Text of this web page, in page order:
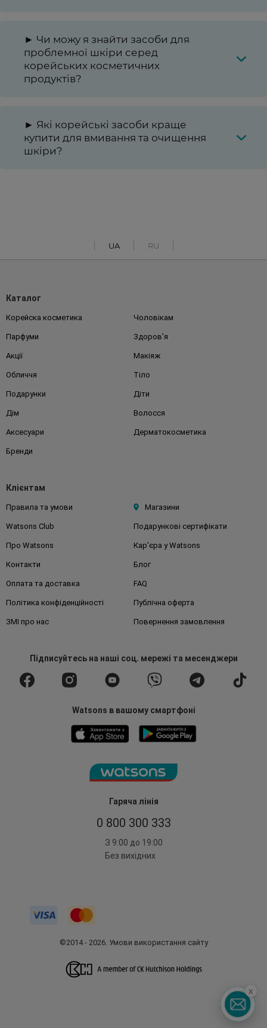
► Чи можу я знайти засоби для
проблемної шкіри серед
корейських косметичних
продуктів?
► Які корейські засоби краще
купити для вмивання та очищення
шкіри?
UA RU
Гаряча лінія
0 800 300 333
З 9:00 до 19:00
Без вихідних
Каталог
Корейска косметика Чоловікам
Парфуми Здоров'я
Акції Макіяж
Обличчя Тіло
Подарунки Діти
Дім Волосся
Аксесуари Дерматокосметика
Бренди
Клієнтам
Правила та умови Магазини
Watsons Club Подарункові сертифікати
Про Watsons Кар'єра у Watsons
Контакти Блог
Оплата та доставка FAQ
Політика конфіденційності Публічна оферта
ЗМІ про нас Повернення замовлення
Підписуйтесьна наші соц. мережі та месенджери
Watsons в вашому смартфоні
©2014 - 2026. Умови використання сайту
x